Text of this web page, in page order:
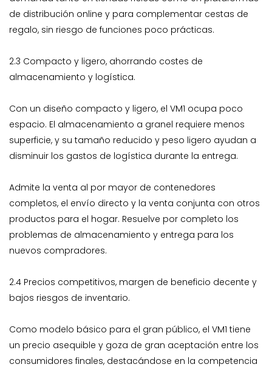
de distribución online y para complementar cestas de
regalo, sin riesgo de funciones poco prácticas.
2.3 Compacto y ligero, ahorrando costes de
almacenamiento y logística.
Con un diseño compacto y ligero, el VM1 ocupa poco
espacio. El almacenamiento a granel requiere menos
superficie, y su tamaño reducido y peso ligero ayudan a
disminuir los gastos de logística durante la entrega.
Admite la venta al por mayor de contenedores
completos, el envío directo y la venta conjunta con otros
productos para el hogar. Resuelve por completo los
problemas de almacenamiento y entrega para los
nuevos compradores.
2.4 Precios competitivos, margen de beneficio decente y
bajos riesgos de inventario.
Como modelo básico para el gran público, el VM1 tiene
un precio asequible y goza de gran aceptación entre los
consumidores finales, destacándose en la competencia